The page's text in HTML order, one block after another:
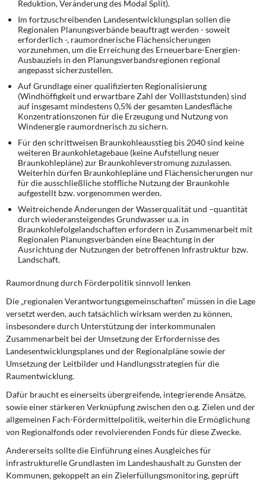
Reduktion, Veränderung des Modal Split).
Im fortzuschreibenden Landesentwicklungsplan sollen die
Regionalen Planungsverbände beauftragt werden - soweit
erforderlich -, raumordnerische Flächensicherungen
vorzunehmen, um die Erreichung des Erneuerbare-Energien-
Ausbauziels in den Planungsverbandsregionen regional
angepasst sicherzustellen.
Auf Grundlage einer qualifizierten Regionalisierung
(Windhöffigkeit und erwartbare Zahl der Volllaststunden) sind
auf insgesamt mindestens 0,5% der gesamten Landesfläche
Konzentrationszonen für die Erzeugung und Nutzung von
Windenergie raumordnerisch zu sichern.
Für den schrittweisen Braunkohleausstieg bis 2040 sind keine
weiteren Braunkohletagebaue (keine Aufstellung neuer
Braunkohlepläne) zur Braunkohleverstromung zuzulassen.
Weiterhin dürfen Braunkohlepläne und Flächensicherungen nur
für die ausschließliche stoffliche Nutzung der Braunkohle
aufgestellt bzw. vorgenommen werden.
Weitreichende Änderungen der Wasserqualität und –quantität
durch wiederansteigendes Grundwasser u.a. in
Braunkohlefolgelandschaften erfordern in Zusammenarbeit mit
Regionalen Planungsverbänden eine Beachtung in der
Ausrichtung der Nutzungen der betroffenen Infrastruktur bzw.
Landschaft.
Raumordnung durch Förderpolitik sinnvoll lenken
Die „regionalen Verantwortungsgemeinschaften“ müssen in die Lage
versetzt werden, auch tatsächlich wirksam werden zu können,
insbesondere durch Unterstützung der interkommunalen
Zusammenarbeit bei der Umsetzung der Erfordernisse des
Landesentwicklungsplanes und der Regionalpläne sowie der
Umsetzung der Leitbilder und Handlungsstrategien für die
Raumentwicklung.
Dafür braucht es einerseits übergreifende, integrierende Ansätze,
sowie einer stärkeren Verknüpfung zwischen den o.g. Zielen und der
allgemeinen Fach-Fördermittelpolitik, weiterhin die Ermöglichung
von Regionalfonds oder revolvierenden Fonds für diese Zwecke.
Andererseits sollte die Einführung eines Ausgleiches für
infrastrukturelle Grundlasten im Landeshaushalt zu Gunsten der
Kommunen, gekoppelt an ein Zielerfüllungsmonitoring, geprüft